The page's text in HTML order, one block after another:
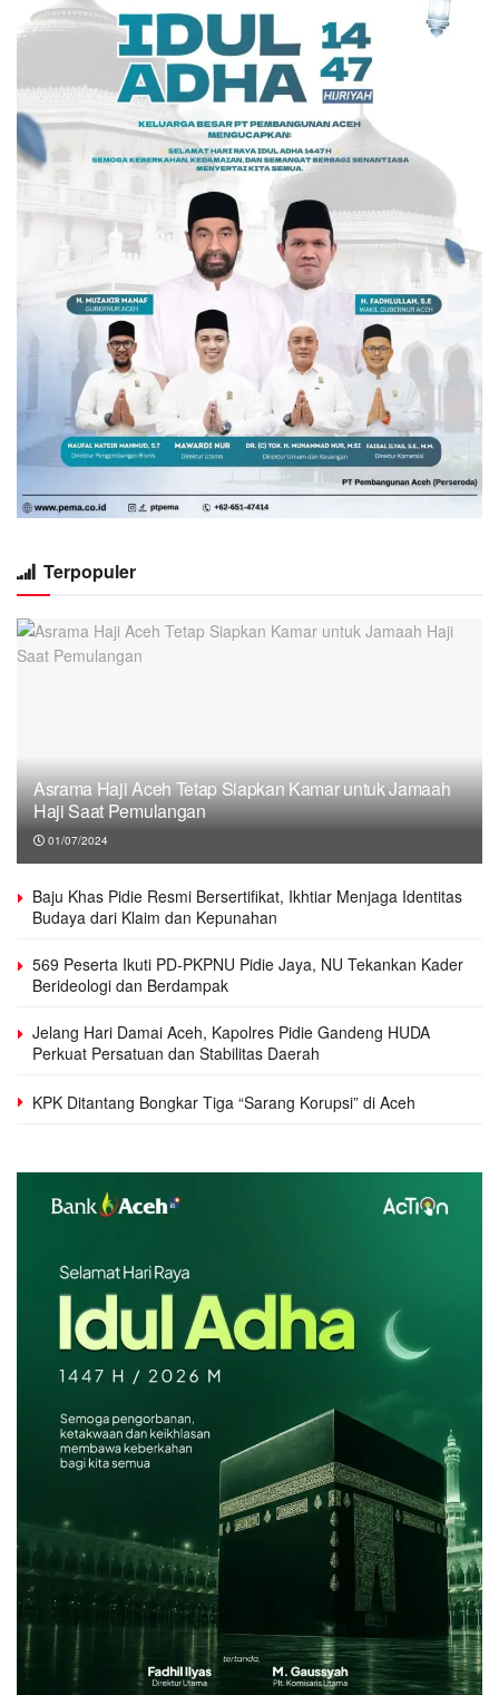
Terpopuler
Asrama Haji Aceh Tetap Siapkan Kamar untuk Jamaah
Haji Saat Pemulangan
01/07/2024
Baju Khas Pidie Resmi Bersertifikat, Ikhtiar Menjaga Identitas
Budaya dari Klaim dan Kepunahan
569 Peserta Ikuti PD-PKPNU Pidie Jaya, NU Tekankan Kader
Berideologi dan Berdampak
Jelang Hari Damai Aceh, Kapolres Pidie Gandeng HUDA
Perkuat Persatuan dan Stabilitas Daerah
KPK Ditantang Bongkar Tiga “Sarang Korupsi” di Aceh